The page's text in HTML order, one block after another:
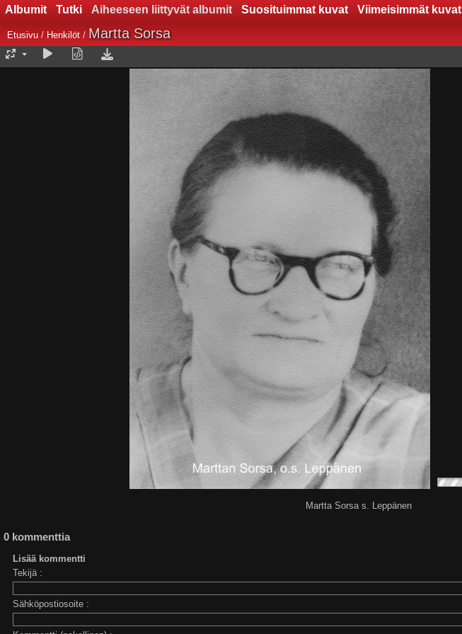
Albumit Tutki Aiheeseen liittyvät albumit Suosituimmat kuvat Viimeisimmät kuvat
Etusivu / Henkilöt / Martta Sorsa
Martta Sorsa s. Leppänen
0 kommenttia
Lisää kommentti
Tekijä :
Sähköpostiosoite :